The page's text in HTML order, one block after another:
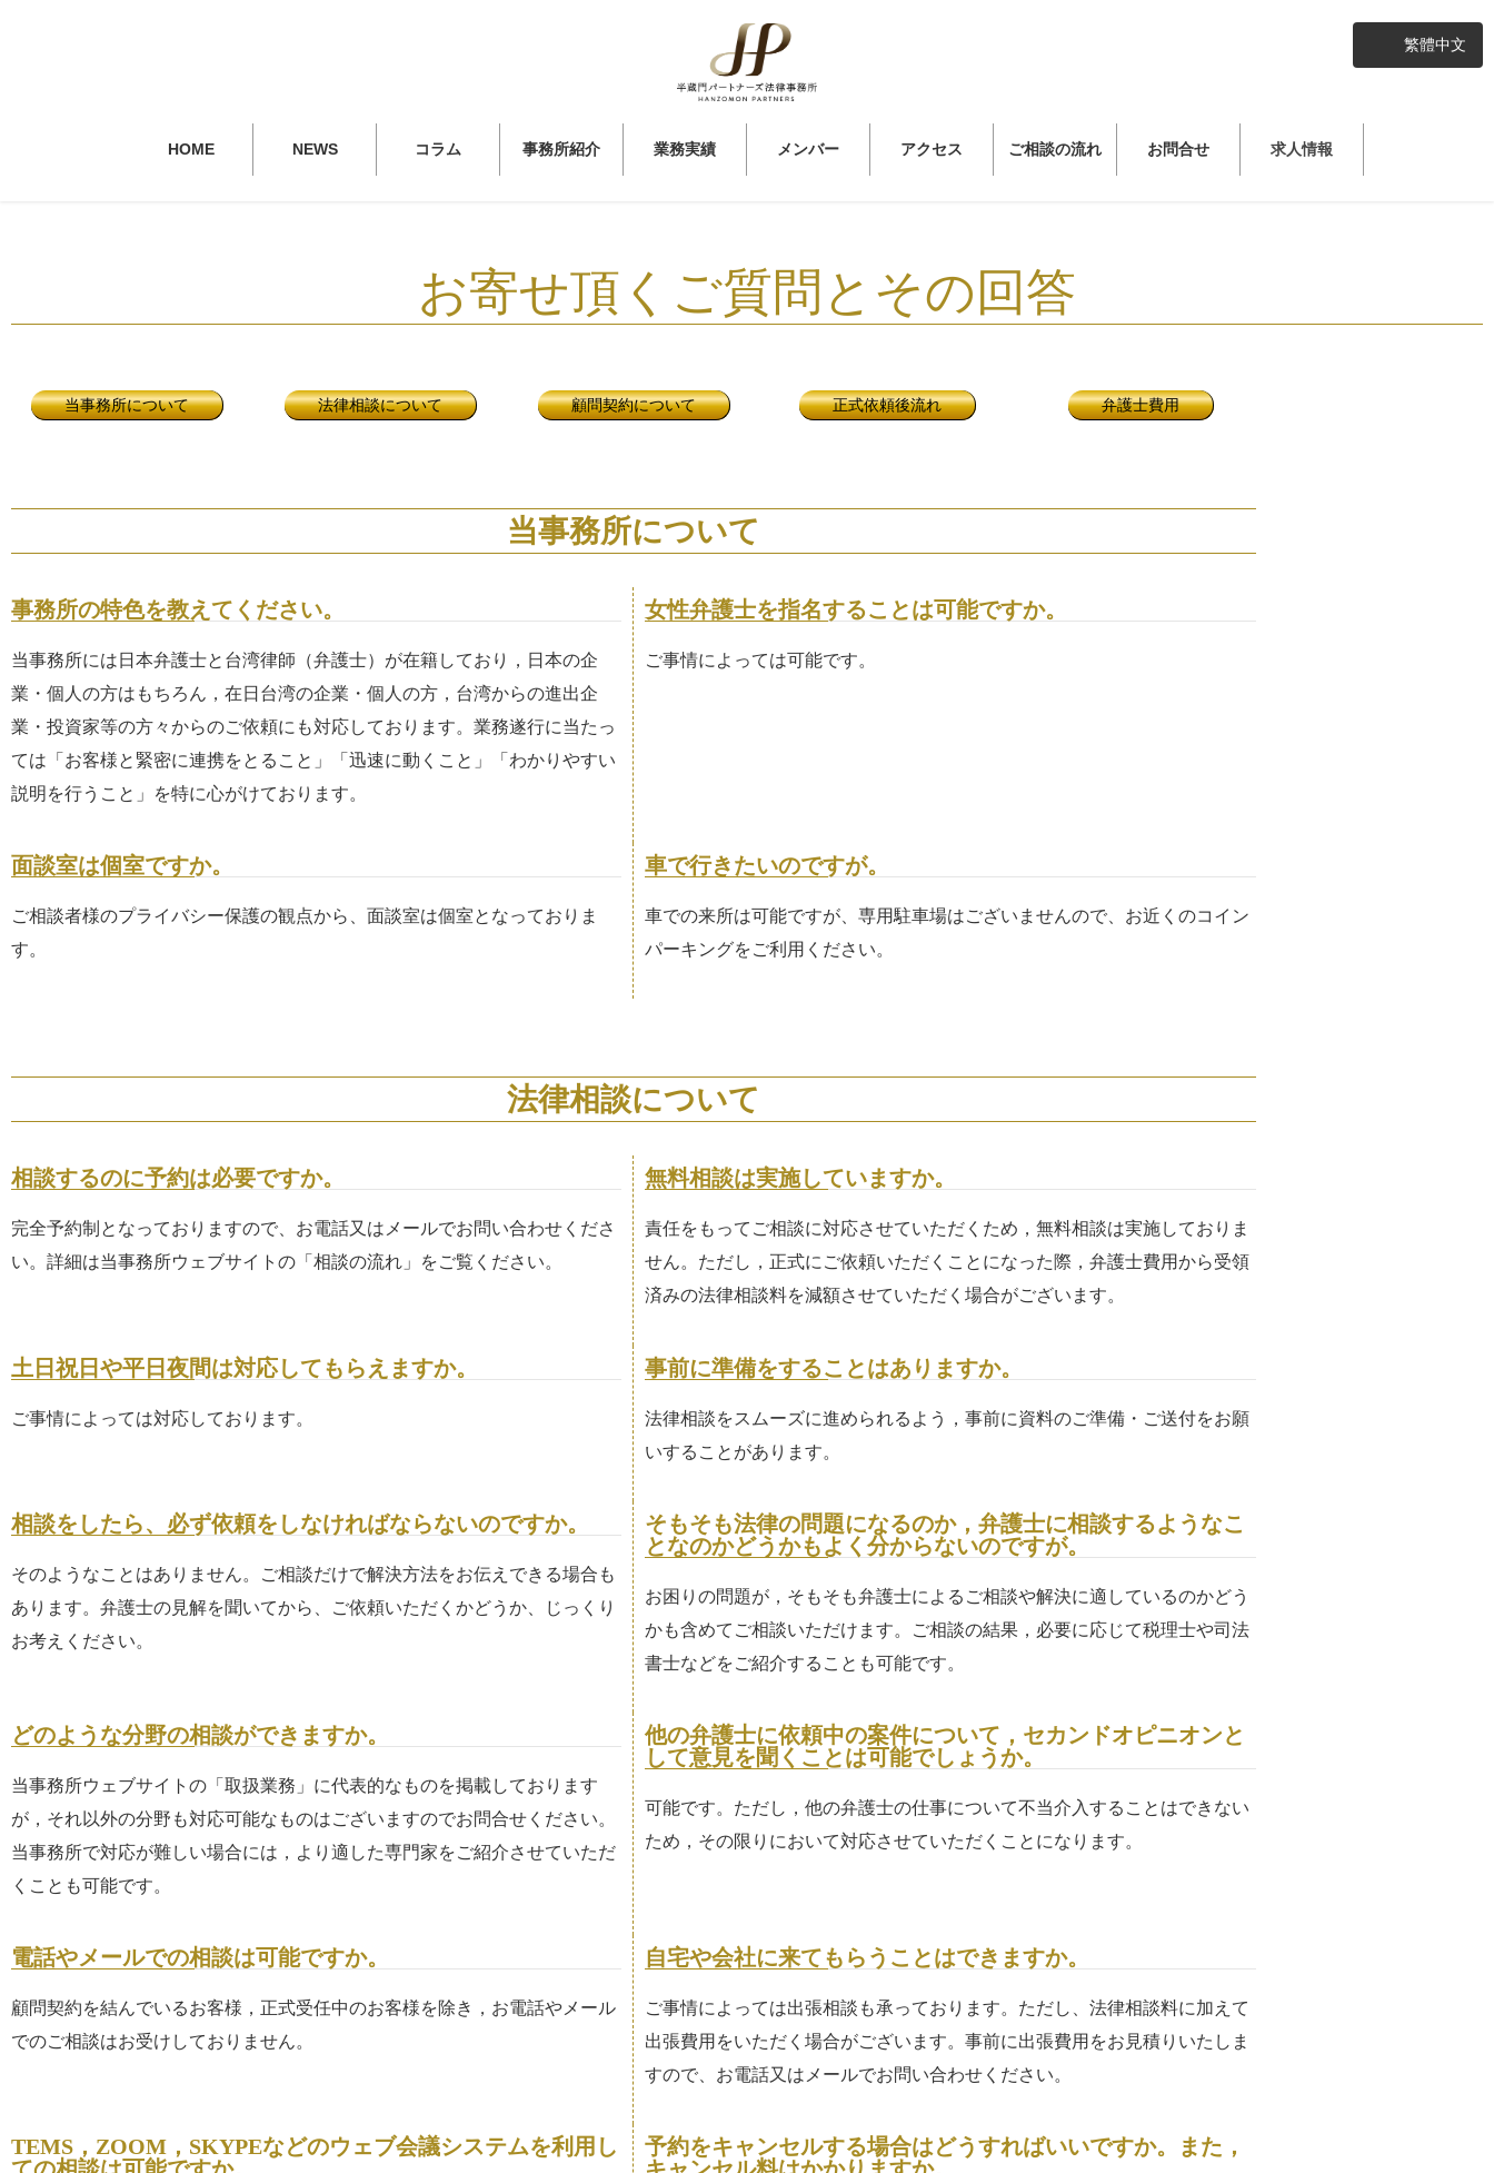
HOME NEWS コラム 事務所紹介 業務実績 メンバー アクセス ご相談の流れ お問合せ 求人情報
お寄せ頂くご質問とその回答
当事務所について 法律相談について 顧問契約について 正式依頼後流れ 弁護士費用
当事務所について
事務所の特色を教えてください。
当事務所には日本弁護士と台湾律師（弁護士）が在籍しており，日本の企
業・個人の方はもちろん，在日台湾の企業・個人の方，台湾からの進出企
業・投資家等の方々からのご依頼にも対応しております。業務遂行に当たっ
ては「お客様と緊密に連携をとること」「迅速に動くこと」「わかりやすい
説明を行うこと」を特に心がけております。
女性弁護士を指名することは可能ですか。
ご事情によっては可能です。
面談室は個室ですか。
ご相談者様のプライバシー保護の観点から、面談室は個室となっておりま
す。
車で行きたいのですが。
車での来所は可能ですが、専用駐車場はございませんので、お近くのコイン
パーキングをご利用ください。
法律相談について
相談するのに予約は必要ですか。
完全予約制となっておりますので、お電話又はメールでお問い合わせくださ
い。詳細は当事務所ウェブサイトの「相談の流れ」をご覧ください。
無料相談は実施していますか。
責任をもってご相談に対応させていただくため，無料相談は実施しておりま
せん。ただし，正式にご依頼いただくことになった際，弁護士費用から受領
済みの法律相談料を減額させていただく場合がございます。
土日祝日や平日夜間は対応してもらえますか。
ご事情によっては対応しております。
事前に準備をすることはありますか。
法律相談をスムーズに進められるよう，事前に資料のご準備・ご送付をお願
いすることがあります。
相談をしたら、必ず依頼をしなければならないのですか。
そのようなことはありません。ご相談だけで解決方法をお伝えできる場合も
あります。弁護士の見解を聞いてから、ご依頼いただくかどうか、じっくり
お考えください。
そもそも法律の問題になるのか，弁護士に相談するようなこ
となのかどうかもよく分からないのですが。
お困りの問題が，そもそも弁護士によるご相談や解決に適しているのかどう
かも含めてご相談いただけます。ご相談の結果，必要に応じて税理士や司法
書士などをご紹介することも可能です。
どのような分野の相談ができますか。
当事務所ウェブサイトの「取扱業務」に代表的なものを掲載しております
が，それ以外の分野も対応可能なものはございますのでお問合せください。
当事務所で対応が難しい場合には，より適した専門家をご紹介させていただ
くことも可能です。
他の弁護士に依頼中の案件について，セカンドオピニオンと
して意見を聞くことは可能でしょうか。
可能です。ただし，他の弁護士の仕事について不当介入することはできない
ため，その限りにおいて対応させていただくことになります。
電話やメールでの相談は可能ですか。
顧問契約を結んでいるお客様，正式受任中のお客様を除き，お電話やメール
でのご相談はお受けしておりません。
自宅や会社に来てもらうことはできますか。
ご事情によっては出張相談も承っております。ただし、法律相談料に加えて
出張費用をいただく場合がございます。事前に出張費用をお見積りいたしま
すので、お電話又はメールでお問い合わせください。
TEMS，ZOOM，SKYPEなどのウェブ会議システムを利用し
予約をキャンセルする場合はどうすればいいですか。また，
繁體中文